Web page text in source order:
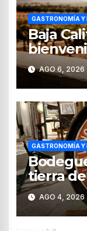
GASTRONOMÍA Y
Baja
AGO 6, 2026
GASTRONOMÍA Y
tierra
AGO 4, 2026